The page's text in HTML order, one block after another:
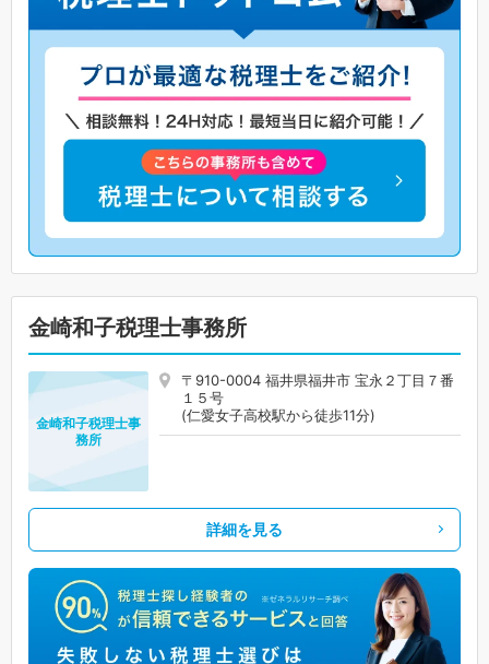
金崎和子税理士事務所
〒910-0004 福井県福井市 宝永２丁目７番
１５号
(仁愛女子高校駅から徒歩11分)
金崎和子税理士事
務所
詳細を見る